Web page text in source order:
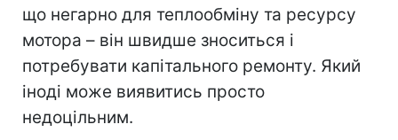
що негарно для теплообміну та ресурсу
мотора – він швидше зноситься і
потребувати капітального ремонту. Який
іноді може виявитись просто
недоцільним.